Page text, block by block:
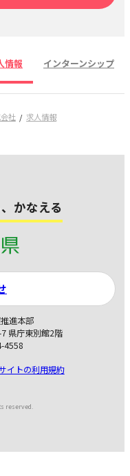
情報 インターンシップ
社
求人情報
かなえる
進本部
県庁東別館2階
4558
イトの利用規約
reserved.